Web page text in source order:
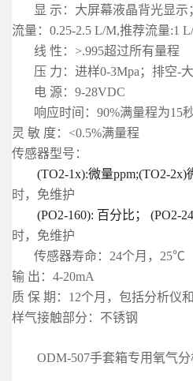
显 示：大屏幕液晶背光显示
流量：0.25-2.5 L/M,推荐流量:1
线 性：>.995超过所有量程
压 力：进样0-3Mpa；排空-
电 源：9-28VDC
响应时间：90%满量程为15
灵 敏 度：<0.5%满量程
传感器型号：
(TO2-1x):微量ppm;(TO2-2x)
时，免维护
(PO2-160): 百分比； (PO2-
时，免维护
传感器寿命：24个月，25℃
输 出：4-20mA
质 保 期：12个月，包括分析仪
样气接触部分：不锈钢
ODM-507手套箱专用氧气分